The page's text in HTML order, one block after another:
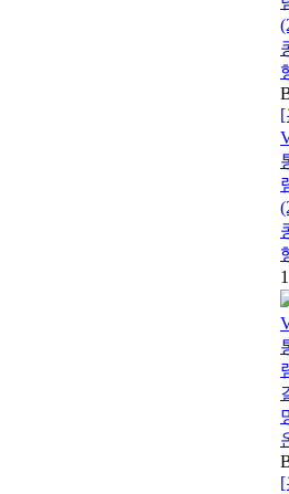
[
[